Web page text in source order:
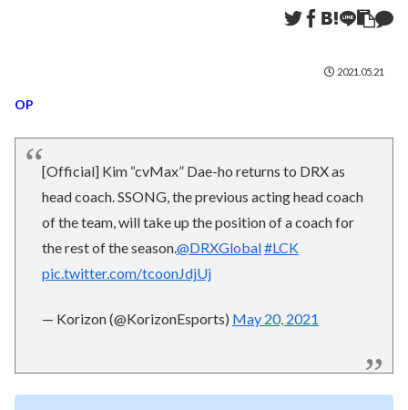
2021.05.21
OP
[Official] Kim “cvMax” Dae-ho returns to DRX as
head coach. SSONG, the previous acting head coach
of the team, will take up the position of a coach for
the rest of the season.@DRXGlobal#LCK
pic.twitter.com/tcoonJdjUj
— Korizon (@KorizonEsports) May 20, 2021